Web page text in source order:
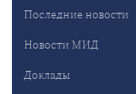
Последние новости
Новости МИД
Доклады